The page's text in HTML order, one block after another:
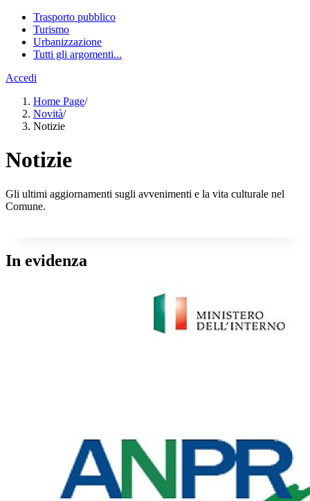
Trasporto pubblico
Turismo
Urbanizzazione
Tutti gli argomenti...
Accedi
Home Page/
Novità/
Notizie
Notizie
Gli ultimi aggiornamenti sugli avvenimenti e la vita culturale nel
Comune.
In evidenza